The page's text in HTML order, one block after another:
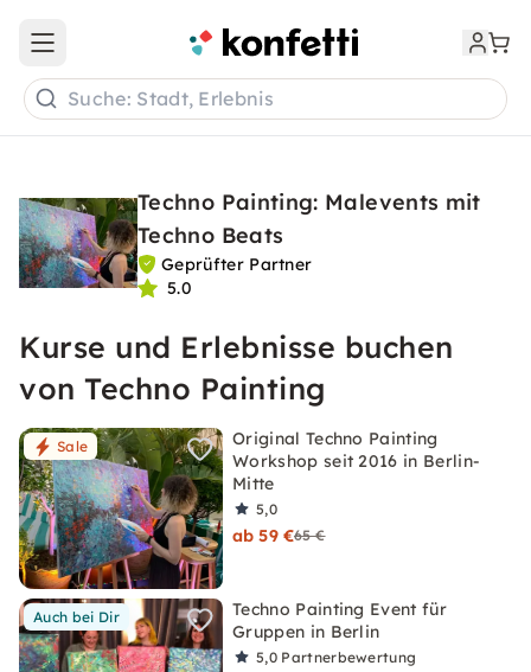
Open main menu
Suche: Stadt, Erlebnis
Techno Painting: Malevents mit
Techno Beats
Geprüfter Partner
5.0
Kurse und Erlebnisse buchen
von Techno Painting
Sale
Original Techno Painting
Workshop seit 2016 in Berlin-
Mitte
5,0
ab 59 €65 €
Auch bei Dir
Techno Painting Event für
Gruppen in Berlin
5,0 Partnerbewertung